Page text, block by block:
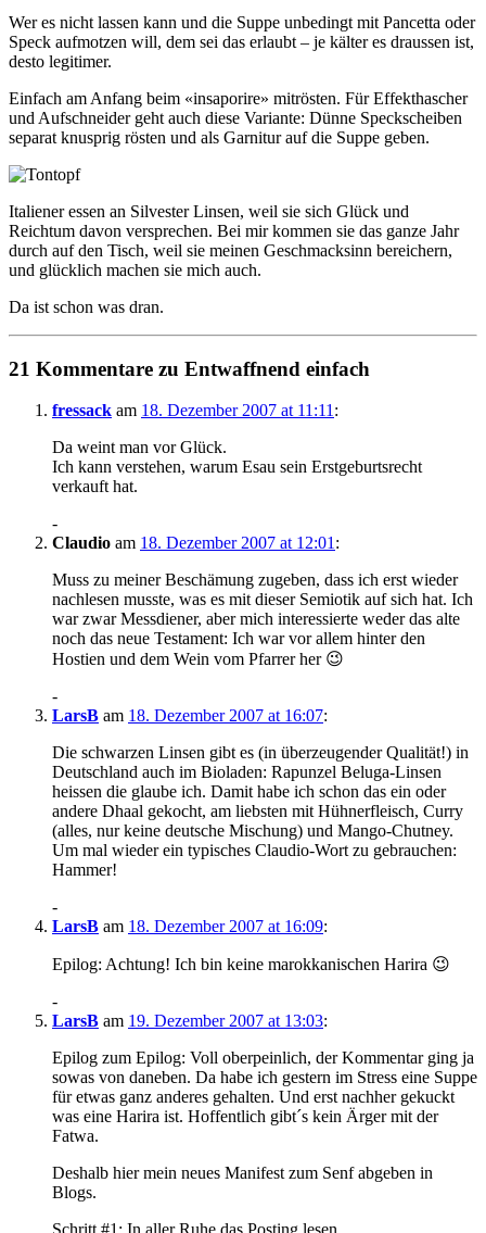
Wer es nicht lassen kann und die Suppe unbedingt mit Pancetta oder
Speck aufmotzen will, dem sei das erlaubt – je kälter es draussen ist,
desto legitimer.
Einfach am Anfang beim «insaporire» mitrösten. Für Effekthascher
und Aufschneider geht auch diese Variante: Dünne Speckscheiben
separat knusprig rösten und als Garnitur auf die Suppe geben.
Italiener essen an Silvester Linsen, weil sie sich Glück und
Reichtum davon versprechen. Bei mir kommen sie das ganze Jahr
durch auf den Tisch, weil sie meinen Geschmacksinn bereichern,
und glücklich machen sie mich auch.
Da ist schon was dran.
21 Kommentare zu Entwaffnend einfach
fressack am 18. Dezember 2007 at 11:11 :
Da weint man vor Glück.
Ich kann verstehen, warum Esau sein Erstgeburtsrecht
verkauft hat.
-
Claudio am 18. Dezember 2007 at 12:01 :
Muss zu meiner Beschämung zugeben, dass ich erst wieder
nachlesen musste, was es mit dieser Semiotik auf sich hat. Ich
war zwar Messdiener, aber mich interessierte weder das alte
noch das neue Testament: Ich war vor allem hinter den
Hostien und dem Wein vom Pfarrer her 😉
-
LarsB am 18. Dezember 2007 at 16:07:
Die schwarzen Linsen gibt es (in überzeugender Qualität!) in
Deutschland auch im Bioladen: Rapunzel Beluga-Linsen
heissen die glaube ich. Damit habe ich schon das ein oder
andere Dhaal gekocht, am liebsten mit Hühnerfleisch, Curry
(alles, nur keine deutsche Mischung) und Mango-Chutney.
Um mal wieder ein typisches Claudio-Wort zu gebrauchen:
Hammer!
-
LarsB am 18. Dezember 2007 at 16:09:
Epilog: Achtung! Ich bin keine marokkanischen Harira 😉
-
LarsB am 19. Dezember 2007 at 13:03:
Epilog zum Epilog: Voll oberpeinlich, der Kommentar ging ja
sowas von daneben. Da habe ich gestern im Stress eine Suppe
für etwas ganz anderes gehalten. Und erst nachher gekuckt
was eine Harira ist. Hoffentlich gibt´s kein Ärger mit der
Fatwa.
Deshalb hier mein neues Manifest zum Senf abgeben in
Blogs.